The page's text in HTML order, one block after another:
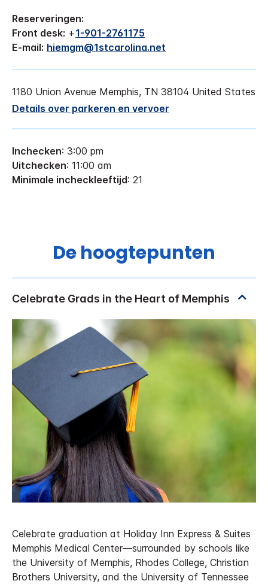
Reserveringen:
Front desk: +1-901-2761175
E-mail: hiemgm@1stcarolina.net
1180 Union Avenue Memphis, TN 38104 United States
Details over parkeren en vervoer
Inchecken: 3:00 pm
Uitchecken: 11:00 am
Minimale incheckleeftijd: 21
De hoogtepunten
Celebrate graduation at Holiday Inn Express & Suites
Memphis Medical Center—surrounded by schools like
the University of Memphis, Rhodes College, Christian
Brothers University, and the University of Tennessee